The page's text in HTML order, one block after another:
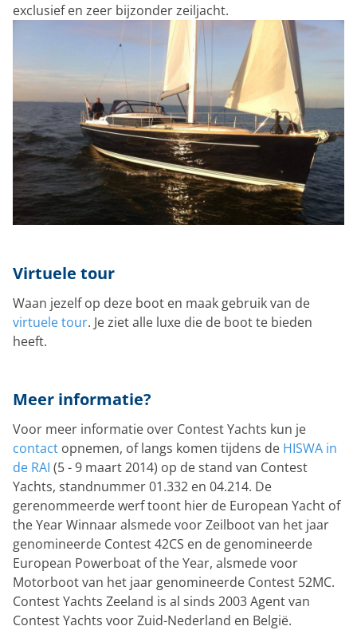
exclusief en zeer bijzonder zeiljacht.
Virtuele tour
Waan jezelf op deze boot en maak gebruik van de
virtuele tour. Je ziet alle luxe die de boot te bieden
heeft.
Meer informatie?
Voor meer informatie over Contest Yachts kun je
contact opnemen, of langs komen tijdens de HISWA in
de RAI (5 - 9 maart 2014) op de stand van Contest
Yachts, standnummer 01.332 en 04.214. De
gerenommeerde werf toont hier de European Yacht of
the Year Winnaar alsmede voor Zeilboot van het jaar
genomineerde Contest 42CS en de genomineerde
European Powerboat of the Year, alsmede voor
Motorboot van het jaar genomineerde Contest 52MC.
Contest Yachts Zeeland is al sinds 2003 Agent van
Contest Yachts voor Zuid-Nederland en België.